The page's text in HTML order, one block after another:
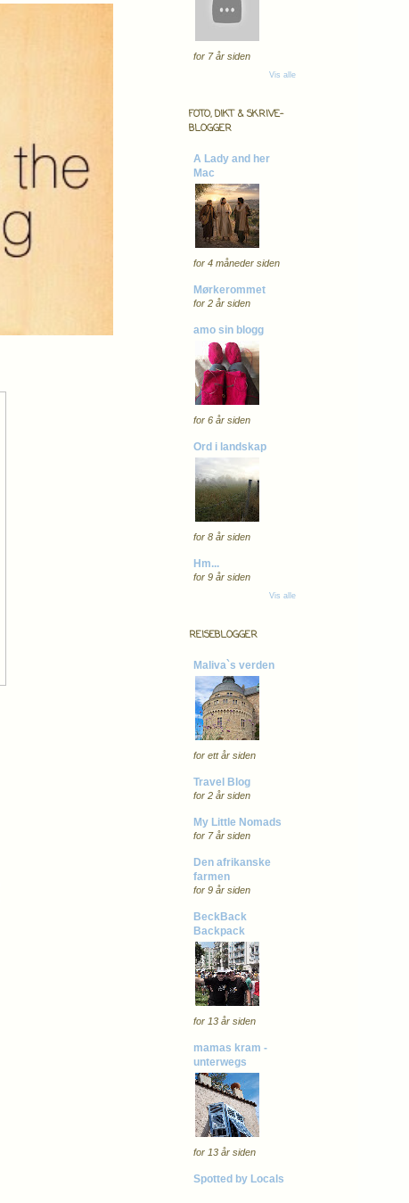
for 7 år siden
Vis alle
FOTO, DIKT & SKRIVE-
BLOGGER
A Lady and her
Mac
for 4 måneder siden
Mørkerommet
for 2 år siden
amo sin blogg
for 6 år siden
Ord i landskap
for 8 år siden
Hm...
for 9 år siden
Vis alle
REISEBLOGGER
Maliva`s verden
for ett år siden
Travel Blog
for 2 år siden
My Little Nomads
for 7 år siden
Den afrikanske
farmen
for 9 år siden
BeckBack
Backpack
for 13 år siden
mamas kram -
unterwegs
for 13 år siden
Spotted by Locals